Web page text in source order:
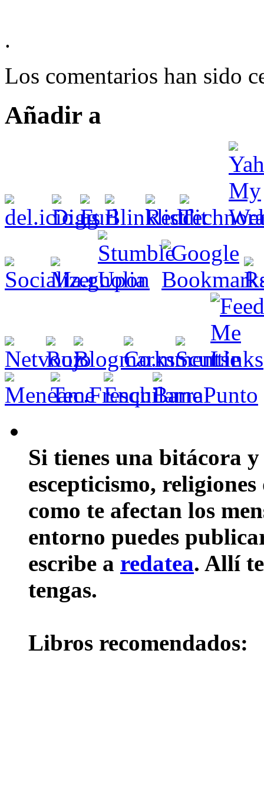
.
Los comentarios han sido
Añadir a
Si tienes una bitácora
escepticismo,
como te afectan los
entorno puedes
escribe a redatea. Allí
tengas.
Libros recomendados: